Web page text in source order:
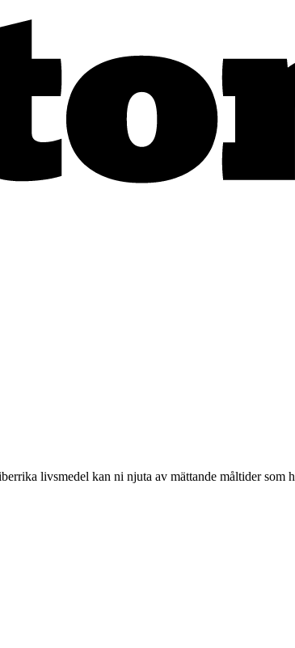
livsmedel kan ni njuta av mättande måltider som